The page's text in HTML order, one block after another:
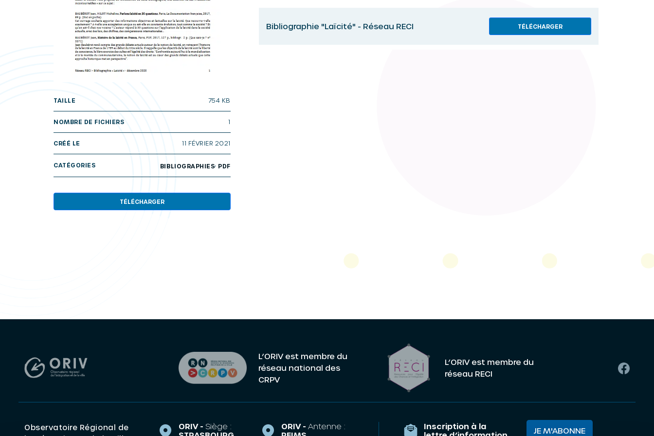
TAILLE 754 KB
NOMBRE DE FICHIERS 1
CRÉÉ LE 11 FÉVRIER 2021
CATÉGORIES BIBLIOGRAPHIES, PDF
TÉLÉCHARGER
Bibliographie "Laïcité" - Réseau RECI TÉLÉCHARGER
L’ORIV est membre du
réseau national des
CRPV
L’ORIV est membre du
réseau RECI
Observatoire Régional de
ORIV - Siège :
ORIV - Antenne :
Inscription à la
JE M'ABONNE